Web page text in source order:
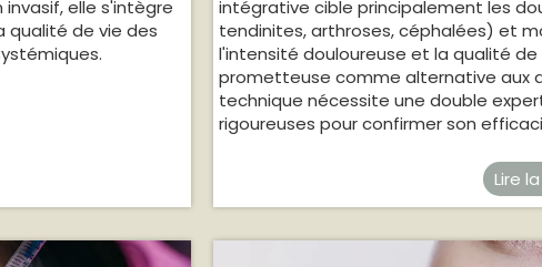
elle s'intègre
qualité de vie des
intégrative cible principalement les
tendinites, arthroses, céphalées) et
l'intensité douloureuse et la qualité
prometteuse comme alternative aux
technique nécessite une double
rigoureuses pour confirmer son
Lire